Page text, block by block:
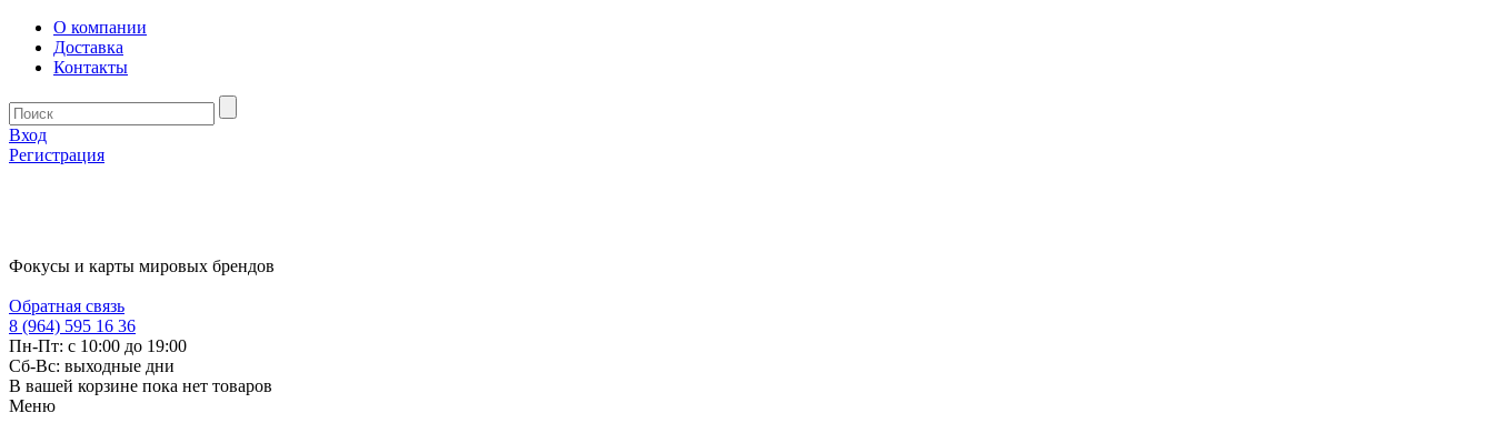
О компании
Доставка
Контакты
Вход
Регистрация
Фокусы и карты мировых брендов
Обратная связь
8 (964) 595 16 36
Пн-Пт: с 10:00 до 19:00
Сб-Вс: выходные дни
В вашей корзине пока нет товаров
Меню